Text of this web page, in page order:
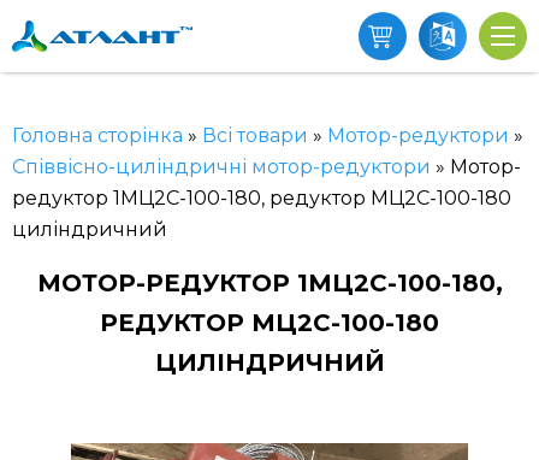
Головна сторінка » Всі товари » Мотор-редуктори »
Співвісно-циліндричні мотор-редуктори » Мотор-
редуктор 1МЦ2С-100-180, редуктор МЦ2С-100-180
циліндричний
МОТОР-РЕДУКТОР 1МЦ2С-100-180,
РЕДУКТОР МЦ2С-100-180
ЦИЛІНДРИЧНИЙ